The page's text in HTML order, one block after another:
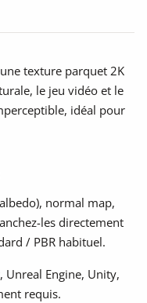
texture parquet 2K
le jeu vidéo et le
idéal pour
normal map,
les directement
/ PBR habituel.
Engine, Unity,
requis.